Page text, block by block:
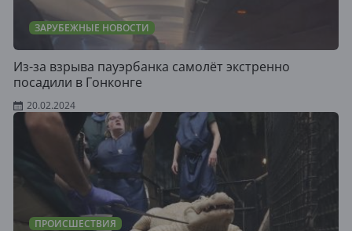
ЗАРУБЕЖНЫЕ НОВОСТИ
Из-за взрыва пауэрбанка самолёт экстренно
посадили в Гонконге
20.02.2024
ПРОИСШЕСТВИЯ